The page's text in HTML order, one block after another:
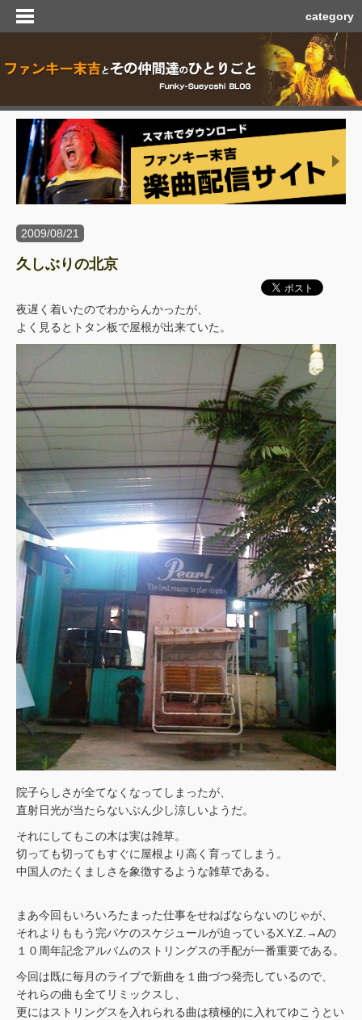
category
2009/08/21
久しぶりの北京
夜遅く着いたのでわからんかったが、
よく見るとトタン板で屋根が出来ていた。
院子らしさが全てなくなってしまったが、
直射日光が当たらないぶん少し涼しいようだ。
それにしてもこの木は実は雑草。
切っても切ってもすぐに屋根より高く育ってしまう。
中国人のたくましさを象徴するような雑草である。
まあ今回もいろいろたまった仕事をせねばならないのじゃが、
それよりももう完パケのスケジュールが迫っているX.Y.Z.→Aの
１０周年記念アルバムのストリングスの手配が一番重要である。
今回は既に毎月のライブで新曲を１曲づつ発売しているので、
それらの曲も全てリミックスし、
更にはストリングスを入れられる曲は積極的に入れてゆこうとい